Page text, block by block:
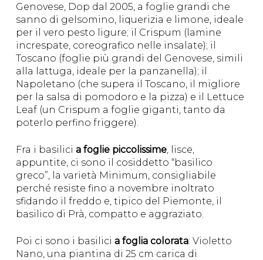
Genovese, Dop dal 2005, a foglie grandi che
sanno di gelsomino, liquerizia e limone, ideale
per il vero pesto ligure; il Crispum (lamine
increspate, coreografico nelle insalate); il
Toscano (foglie più grandi del Genovese, simili
alla lattuga, ideale per la panzanella); il
Napoletano (che supera il Toscano, il migliore
per la salsa di pomodoro e la pizza) e il Lettuce
Leaf (un Crispum a foglie giganti, tanto da
poterlo perfino friggere).
Fra i basilici a foglie piccolissime, lisce,
appuntite, ci sono il cosiddetto “basilico
greco”, la varietà Minimum, consigliabile
perché resiste fino a novembre inoltrato
sfidando il freddo e, tipico del Piemonte, il
basilico di Prà, compatto e aggraziato.
Poi ci sono i basilici a foglia colorata: Violetto
Nano, una piantina di 25 cm carica di